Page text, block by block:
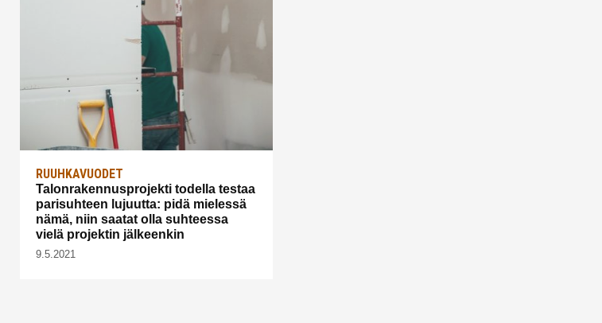
RUUHKAVUODET
Talonrakennusprojekti todella testaa
parisuhteen lujuutta: pidä mielessä
nämä, niin saatat olla suhteessa
vielä projektin jälkeenkin
9.5.2021